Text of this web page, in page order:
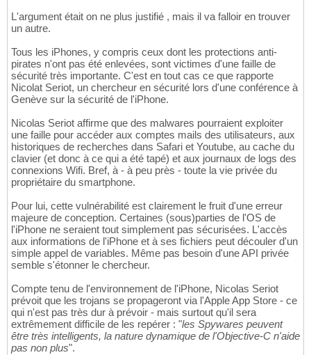
L'argument était on ne plus justifié , mais il va falloir en trouver
un autre.
Tous les iPhones, y compris ceux dont les protections anti-
pirates n'ont pas été enlevées, sont victimes d'une faille de
sécurité très importante. C'est en tout cas ce que rapporte
Nicolat Seriot, un chercheur en sécurité lors d'une conférence à
Genève sur la sécurité de l'iPhone.
Nicolas Seriot affirme que des malwares pourraient exploiter
une faille pour accéder aux comptes mails des utilisateurs, aux
historiques de recherches dans Safari et Youtube, au cache du
clavier (et donc à ce qui a été tapé) et aux journaux de logs des
connexions Wifi. Bref, à - à peu près - toute la vie privée du
propriétaire du smartphone.
Pour lui, cette vulnérabilité est clairement le fruit d'une erreur
majeure de conception. Certaines (sous)parties de l'OS de
l'iPhone ne seraient tout simplement pas sécurisées. L'accès
aux informations de l'iPhone et à ses fichiers peut découler d'un
simple appel de variables. Même pas besoin d'une API privée
semble s'étonner le chercheur.
Compte tenu de l'environnement de l'iPhone, Nicolas Seriot
prévoit que les trojans se propageront via l'Apple App Store - ce
qui n'est pas très dur à prévoir - mais surtout qu'il sera
extrêmement difficile de les repérer : "les Spywares peuvent
être très intelligents, la nature dynamique de l'Objective-C n'aide
pas non plus".